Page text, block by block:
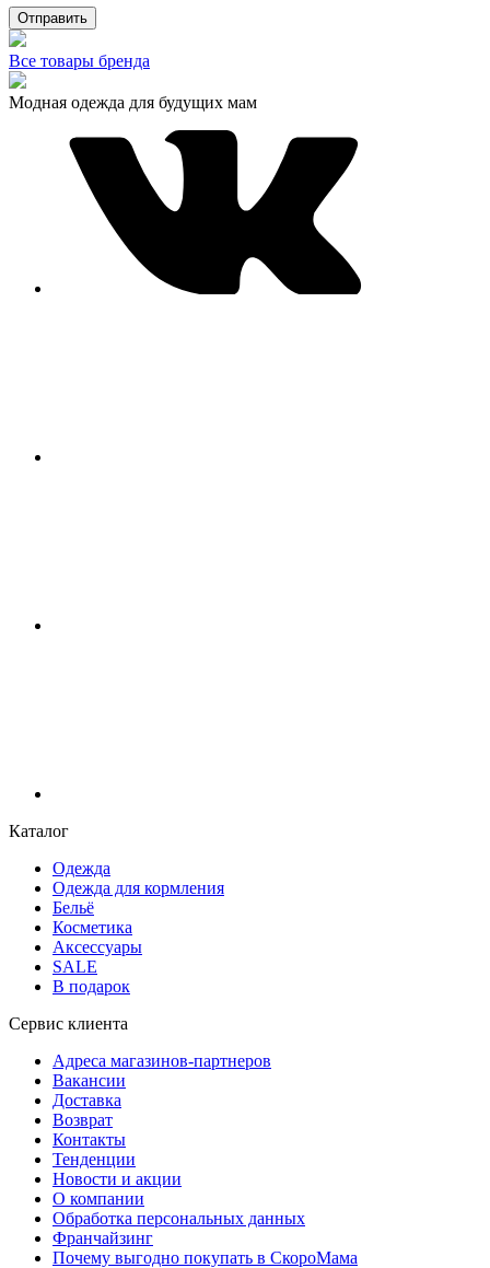
Отправить
Все товары бренда
Модная одежда для будущих мам
Каталог
Одежда
Одежда для кормления
Бельё
Косметика
Аксессуары
SALE
В подарок
Сервис клиента
Адреса магазинов-партнеров
Вакансии
Доставка
Возврат
Контакты
Тенденции
Новости и акции
О компании
Обработка персональных данных
Франчайзинг
Почему выгодно покупать в СкороМама